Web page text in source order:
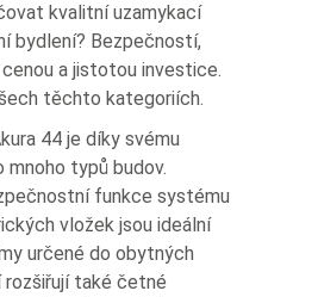
kvalitní uzamykací
bydlení? Bezpečností,
a jistotou investice.
těchto kategoriích.
44 je díky svému
mnoho typů budov.
funkce systému
vložek jsou ideální
určené do obytných
rozšiřují také četné